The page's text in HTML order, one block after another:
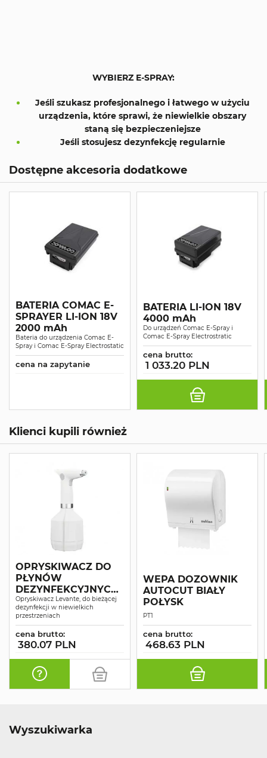
WYBIERZ E-SPRAY:
Jeśli szukasz profesjonalnego i łatwego w użyciu
urządzenia, które sprawi, że niewielkie obszary
staną się bezpieczeniejsze
Jeśli stosujesz dezynfekcję regularnie
Dostępne akcesoria dodatkowe
BATERIA COMAC E-
SPRAYER LI-ION 18V
2000 mAh
Bateria do urządzenia Comac E-
Spray i Comac E-Spray Electrostatic
cena na zapytanie
BATERIA LI-ION 18V
4000 mAh
Do urządzeń Comac E-Spray i
Comac E-Spray Electrostratic
cena brutto:
1 033.20 PLN
Klienci kupili również
OPRYSKIWACZ DO
PŁYNÓW
DEZYNFEKCYJNYCH
LEVANTE
Opryskiwacz Levante, do bieżącej
dezynfekcji w niewielkich
przestrzeniach
cena brutto:
380.07 PLN
WEPA DOZOWNIK
AUTOCUT BIAŁY
POŁYSK
PT1
cena brutto:
468.63 PLN
Wyszukiwarka